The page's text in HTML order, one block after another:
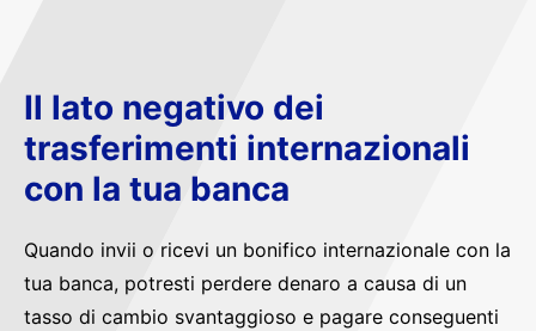
Il lato negativo dei
trasferimenti internazionali
con la tua banca
Quando invii o ricevi un bonifico internazionale con la
tua banca, potresti perdere denaro a causa di un
tasso di cambio svantaggioso e pagare conseguenti